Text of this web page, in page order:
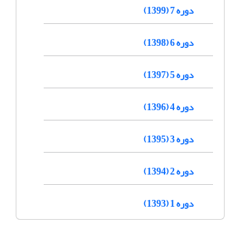
دوره 7 (1399)
دوره 6 (1398)
دوره 5 (1397)
دوره 4 (1396)
دوره 3 (1395)
دوره 2 (1394)
دوره 1 (1393)